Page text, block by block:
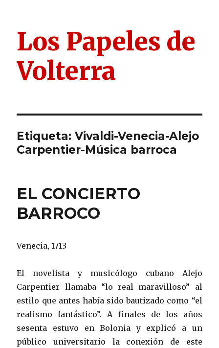
Los Papeles de
Volterra
Etiqueta:Vivaldi-Venecia-Alejo
Carpentier-Música barroca
EL CONCIERTO
BARROCO
Venecia, 1713
El novelista y musicólogo cubano Alejo
Carpentier llamaba “lo real maravilloso” al
estilo que antes había sido bautizado como “el
realismo fantástico”. A finales de los años
sesenta estuvo en Bolonia y explicó a un
público universitario la conexión de este